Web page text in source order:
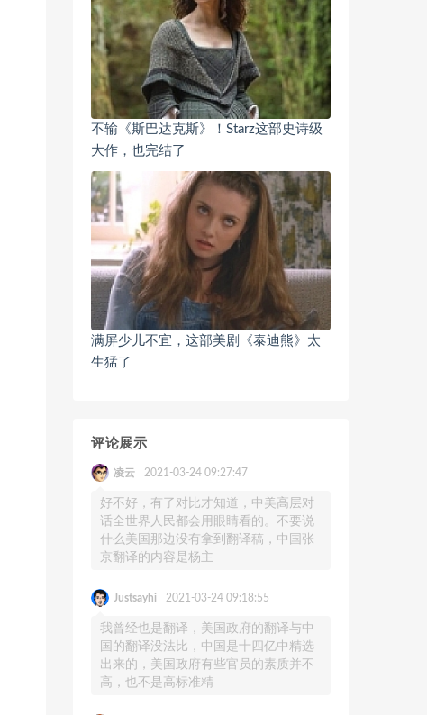
不输《斯巴达克斯》！Starz这部史诗级
大作，也完结了
满屏少儿不宜，这部美剧《泰迪熊》太
生猛了
评论展示
凌云 2021-03-24 09:27:47
好不好，有了对比才知道，中美高层对
话全世界人民都会用眼睛看的。不要说
什么美国那边没有拿到翻译稿，中国张
京翻译的内容是杨主
Justsayhi 2021-03-24 09:18:55
我曾经也是翻译，美国政府的翻译与中
国的翻译没法比，中国是十四亿中精选
出来的，美国政府有些官员的素质并不
高，也不是高标准精